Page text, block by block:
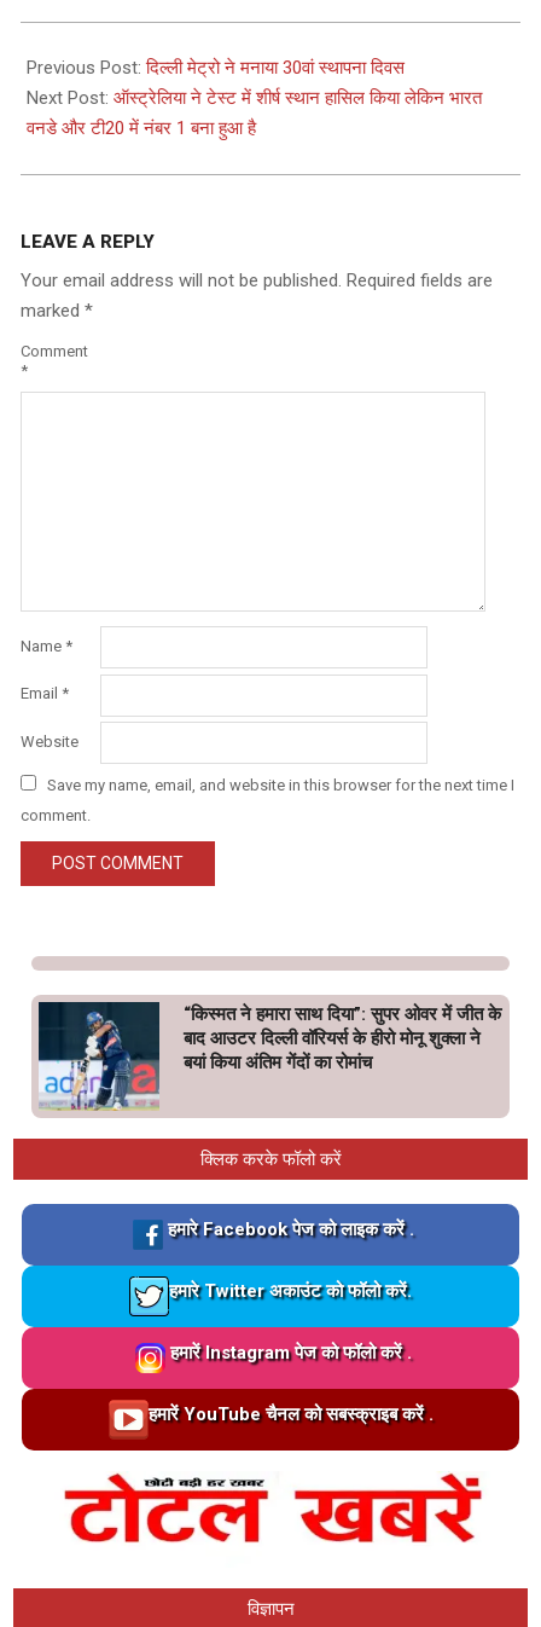
05-
03
Previous Post:दिल्ली मेट्रो ने मनाया 30वां स्थापना दिवस
Next Post: ऑस्ट्रेलिया ने टेस्ट में शीर्ष स्थान हासिल किया लेकिन भारत
वनडे और टी20 में नंबर 1 बना हुआ है
LEAVE A REPLY
Your email address will not be published. Required fields are
marked *
Comment
*
Name *
Email *
Website
Save my name, email, and website in this browser for the next time I
comment.
“किस्मत ने हमारा साथ दिया”: सुपर ओवर में जीत के
बाद आउटर दिल्ली वॉरियर्स के हीरो मोनू शुक्ला ने
बयां किया अंतिम गेंदों का रोमांच
क्लिक करके फॉलो करें
Loading…
हमारे Facebook पेज को लाइक करें .
Loading…
हमारे Twitter अकाउंट को फॉलो करें.
Loading…
हमारें Instagram पेज को फॉलो करें .
Loading…
हमारें YouTube चैनल को सबस्क्राइब करें .
विज्ञापन